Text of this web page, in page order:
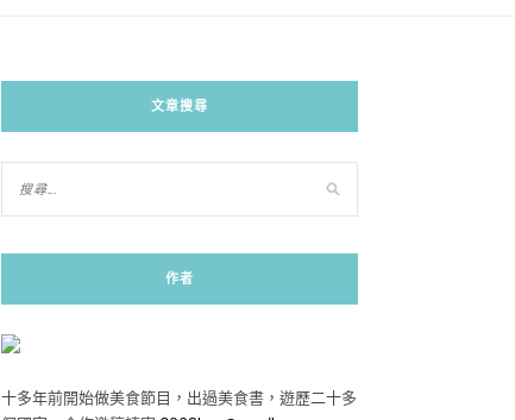
文章搜尋
作者
十多年前開始做美食節目，出過美食書，遊歷二十多